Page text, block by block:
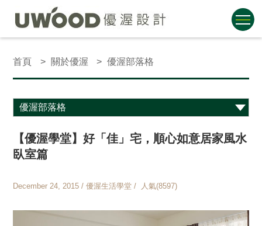
首頁 關於優渥 優渥部落格
【優渥學堂】好「佳」宅，順心如意居家風水
臥室篇
December 24, 2015 / 優渥生活學堂 / 人氣(8597)